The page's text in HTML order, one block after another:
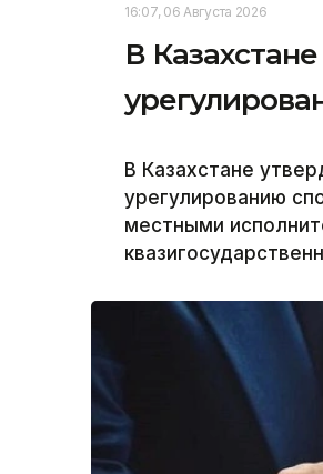
16:07, 06 Августа 2026
В
В Казахстане
урегулированию
местными